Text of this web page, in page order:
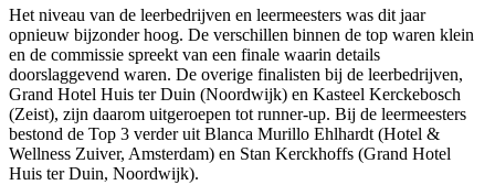
Het niveau van de leerbedrijven en leermeesters was dit jaar
opnieuw bijzonder hoog. De verschillen binnen de top waren klein
en de commissie spreekt van een finale waarin details
doorslaggevend waren. De overige finalisten bij de leerbedrijven,
Grand Hotel Huis ter Duin (Noordwijk) en Kasteel Kerckebosch
(Zeist), zijn daarom uitgeroepen tot runner-up. Bij de leermeesters
bestond de Top 3 verder uit Blanca Murillo Ehlhardt (Hotel &
Wellness Zuiver, Amsterdam) en Stan Kerckhoffs (Grand Hotel
Huis ter Duin, Noordwijk).